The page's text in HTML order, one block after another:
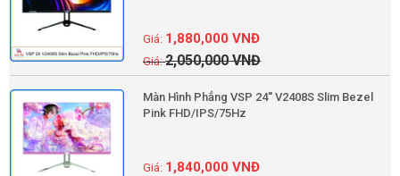
2,050,000VNĐ
1,880,000VNĐ
Màn Hình Phẳng VSP 24'' V2408S Slim Bezel
Pink FHD/IPS/75Hz
1,840,000VNĐ